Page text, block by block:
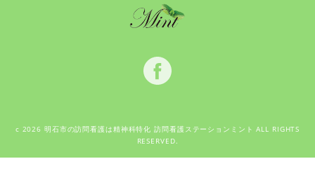
c 2026 明石市の訪問看護は精神科特化 訪問看護ステーションミント ALL RIGHTS
RESERVED.